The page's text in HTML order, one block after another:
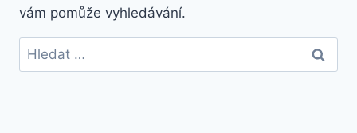
vám pomůže vyhledávání.
Vyhledávání